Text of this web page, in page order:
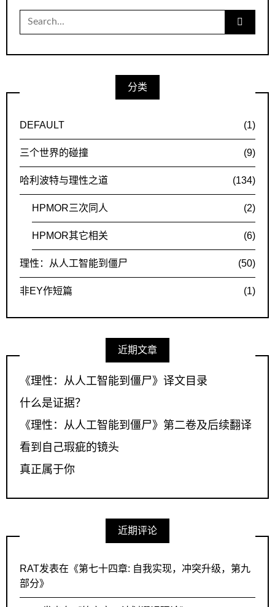
Search
for:
分类
DEFAULT (1)
三个世界的碰撞 (9)
哈利波特与理性之道 (134)
HPMOR三次同人 (2)
HPMOR其它相关 (6)
理性：从人工智能到僵尸 (50)
非EY作短篇 (1)
近期文章
《理性：从人工智能到僵尸》译文目录
什么是证据？
《理性：从人工智能到僵尸》第二卷及后续翻译
看到自己瑕疵的镜头
真正属于你
近期评论
RAT发表在《第七十四章: 自我实现，冲突升级，第九
部分》